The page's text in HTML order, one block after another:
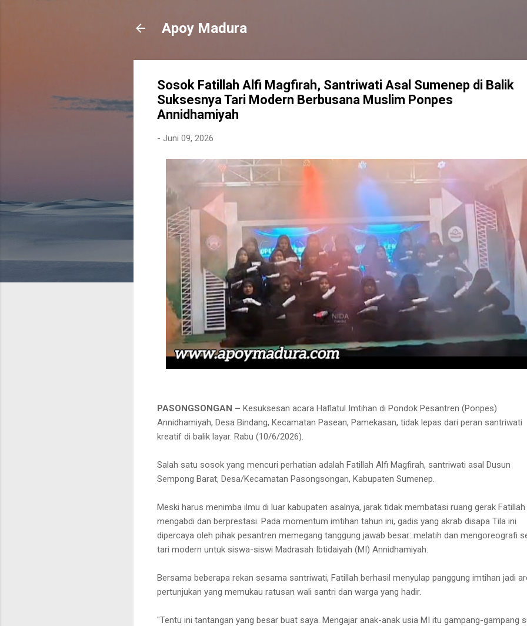
Apoy Madura
Sosok Fatillah Alfi Magfirah, Santriwati Asal Sumenep di Balik
Suksesnya Tari Modern Berbusana Muslim Ponpes
Annidhamiyah
- Juni 09, 2026
PASONGSONGAN – Kesuksesan acara Haflatul Imtihan di Pondok Pesantren (Ponpes)
Annidhamiyah, Desa Bindang, Kecamatan Pasean, Pamekasan, tidak lepas dari peran santriwati
kreatif di balik layar. Rabu (10/6/2026).
Salah satu sosok yang mencuri perhatian adalah Fatillah Alfi Magfirah, santriwati asal Dusun
Sempong Barat, Desa/Kecamatan Pasongsongan, Kabupaten Sumenep.
Meski harus menimba ilmu di luar kabupaten asalnya, jarak tidak membatasi ruang gerak
mengabdi dan berprestasi. Pada momentum imtihan tahun ini, gadis yang akrab disapa Tila ini
dipercaya oleh pihak pesantren memegang tanggung jawab besar: melatih dan mengoreografi
tari modern untuk siswa-siswi Madrasah Ibtidaiyah (MI) Annidhamiyah.
Bersama beberapa rekan sesama santriwati, Fatillah berhasil menyulap panggung imtihan jadi
pertunjukan yang memukau ratusan wali santri dan warga yang hadir.
"Tentu ini tantangan yang besar buat saya. Mengajar anak-anak usia MI itu gampang-gampang